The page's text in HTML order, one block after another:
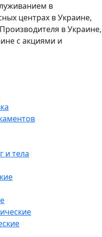
в
центрах в Украине,
в Украине,
с акциями и
и тела